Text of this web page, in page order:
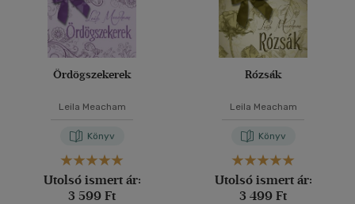
Ördögszekerek
Leila Meacham
Könyv
Utolsó ismert ár:
3 599 Ft
Rózsák
Leila Meacham
Könyv
Utolsó ismert ár:
3 499 Ft